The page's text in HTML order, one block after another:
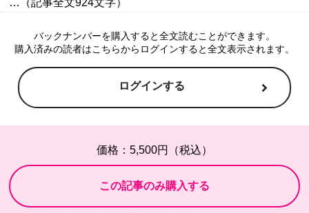
バックナンバーを購入すると全文読むことができます。
購入済みの読者はこちらからログインすると全文表示されます。
ログインする
価格：5,500円（税込）